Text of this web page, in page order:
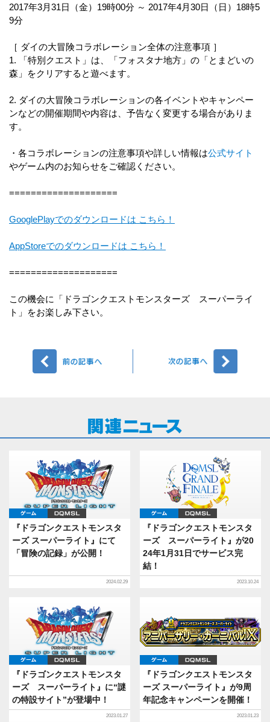
2017年3月31日（金）19時00分 ～ 2017年4月30日（日）18時5
9分
［ ダイの大冒険コラボレーション全体の注意事項 ］
1. 「特別クエスト」は、「フォスタナ地方」の「とまどいの
森」をクリアすると遊べます。
2. ダイの大冒険コラボレーションの各イベントやキャンペー
ンなどの開催期間や内容は、予告なく変更する場合がありま
す。
・各コラボレーションの注意事項や詳しい情報は公式サイト
やゲーム内のお知らせをご確認ください。
====================
GooglePlayでのダウンロードは こちら！
AppStoreでのダウンロードは こちら！
====================
この機会に「ドラゴンクエストモンスターズ スーパーライ
ト」をお楽しみ下さい。
ゲーム
『ドラゴンクエストモンスタ
ーズ スーパーライト』にて
「冒険の記録」が公開！
2024.02.29
ゲーム
『ドラゴンクエストモンスタ
ーズ スーパーライト』が20
24年1月31日でサービス完
結！
2023.10.24
ゲーム
『ドラゴンクエストモンスタ
ーズ スーパーライト』に“謎
の特設サイト”が登場中！
2023.01.27
ゲーム
『ドラゴンクエストモンスタ
ーズ スーパーライト』が9周
年記念キャンペーンを開催！
2023.01.23